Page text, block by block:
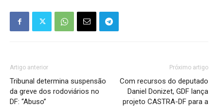
Artigo anterior
Tribunal determina suspensão
da greve dos rodoviários no
DF: “Abuso”
Próximo artigo
Com recursos do deputado
Daniel Donizet, GDF lança
projeto CASTRA-DF para a